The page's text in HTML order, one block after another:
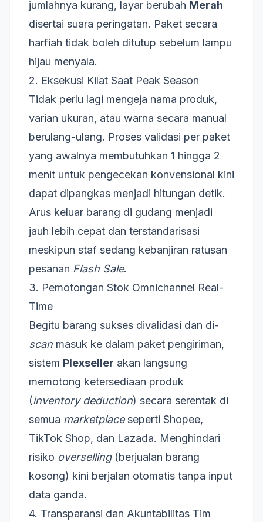
jumlahnya kurang, layar berubah Merah
disertai suara peringatan. Paket secara
harfiah tidak boleh ditutup sebelum lampu
hijau menyala.
2. Eksekusi Kilat Saat Peak Season
Tidak perlu lagi mengeja nama produk,
varian ukuran, atau warna secara manual
berulang-ulang. Proses validasi per paket
yang awalnya membutuhkan 1 hingga 2
menit untuk pengecekan konvensional kini
dapat dipangkas menjadi hitungan detik.
Arus keluar barang di gudang menjadi
jauh lebih cepat dan terstandarisasi
meskipun staf sedang kebanjiran ratusan
pesanan Flash Sale.
3. Pemotongan Stok Omnichannel Real-
Time
Begitu barang sukses divalidasi dan di-
scan masuk ke dalam paket pengiriman,
sistem Plexseller akan langsung
memotong ketersediaan produk
(inventory deduction) secara serentak di
semua marketplaceseperti Shopee,
TikTok Shop, dan Lazada. Menghindari
risiko overselling(berjualan barang
kosong) kini berjalan otomatis tanpa input
data ganda.
4. Transparansi dan Akuntabilitas Tim